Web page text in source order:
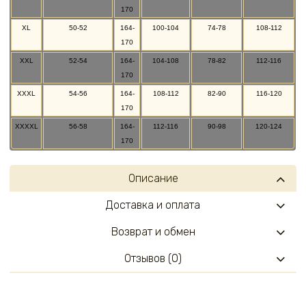
170
XL 50-52
164-
170
100-104 74-78 108-112
XXL 52-54
164-
170
104-108 78-82 112-116
XXXL 54-56
164-
170
108-112 82-90 116-120
XXXXL 56-58
164-
170
112-116 90-98 120-124
Описание
Доставка и оплата
Возврат и обмен
Отзывов (0)